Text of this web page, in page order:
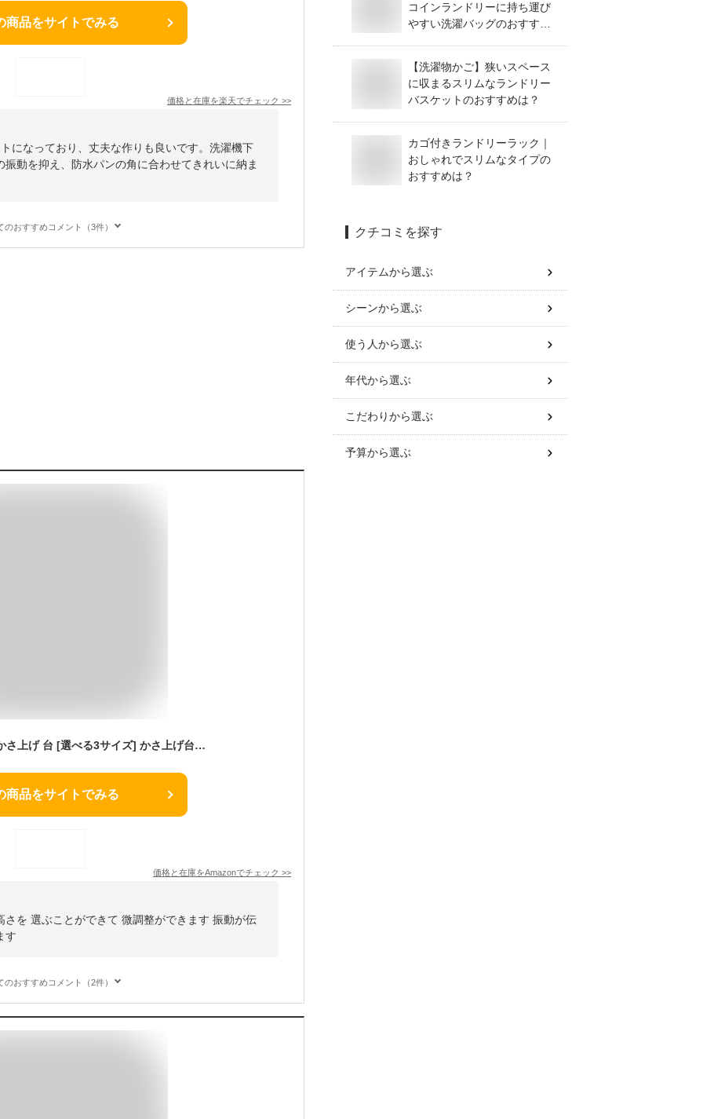
商品をサイトでみる
価格と在庫を楽天でチェック >>
になっており、丈夫な作りも良いです。洗濯機下
動を抑え、防水パンの角に合わせてきれいに納ま
のおすすめコメント（3件）
[コズライフ] 洗濯機 かさ上げ 台 [選べる3サイズ] かさ上げ台 嵩上げ 防振 防音 ドラム式 4個セット (高さ4cm)
商品をサイトでみる
価格と在庫をAmazonでチェック >>
を 選ぶことができて 微調整ができます 振動が伝
す
のおすすめコメント（2件）
コインランドリーに持ち運び
やすい洗濯バッグのおすすめ
【洗濯物かご】狭いスペース
に収まるスリムなランドリー
バスケットのおすすめは？
カゴ付きランドリーラック｜
おしゃれでスリムなタイプの
おすすめは？
クチコミを探す
アイテムから選ぶ
シーンから選ぶ
使う人から選ぶ
年代から選ぶ
こだわりから選ぶ
予算から選ぶ